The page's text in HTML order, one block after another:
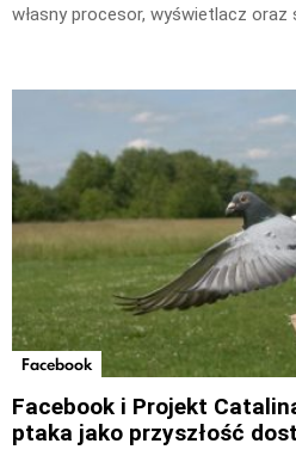
własny procesor, wyświetlacz oraz
Facebook
Facebook i Projekt
ptaka jako przyszłość